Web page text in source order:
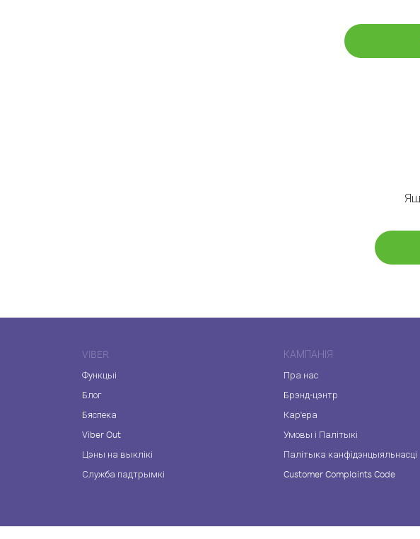
VIBER
Функцыі
Блог
Бяспека
Viber Out
Цэны на выклікі
Служба падтрымкі
КАМПАНІЯ
Пра нас
Брэнд-цэнтр
Кар'ера
Умовы і Палітыкі
Палітыка канфідэнцыяльнасці
Customer Complaints Code